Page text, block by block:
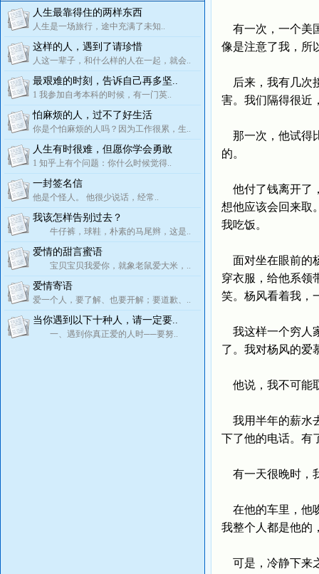
人生最靠得住的两样东西
人生是一场旅行，途中充满了未知..
这样的人，遇到了请珍惜
人这一辈子，和什么样的人在一起，就会..
最艰难的时刻，告诉自己再多坚..
1 我参加自考本科的时候，有一门英..
怕麻烦的人，过不了好生活
你是个怕麻烦的人吗？因为工作很累，生..
人生有时很难，但愿你学会勇敢
1 知乎上有个问题：你什么时候觉得..
一封签名信
他是个怪人。 他很少说话，经常..
我该怎样告别过去？
牛仔裤，球鞋，朴素的马尾辫，这是..
爱情的甜言蜜语
宝贝宝贝我爱你，就象老鼠爱大米，..
爱情寄语
爱一个人，要了解、也要开解；要道歉、..
当你遇到以下十种人，请一定要..
一、遇到你真正爱的人时──要努..
有一次，一个美
像是注意了我，所
后来，我有几次
害。我们隔得很近
那一次，他试得
的。
他付了钱离开了
想他应该会回来取
我吃饭。
面对坐在眼前的
穿衣服，给他系领
笑。杨风看着我，
我这样一个穷人
了。我对杨风的爱
他说，我不可能
我用半年的薪水
下了他的电话。有
有一天很晚时，
在他的车里，他
我整个人都是他的
可是，冷静下来